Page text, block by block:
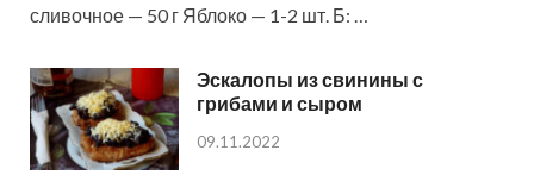
сливочное — 50 г Яблоко — 1-2 шт. Б: …
Эскалопы из свинины с
грибами и сыром
09.11.2022